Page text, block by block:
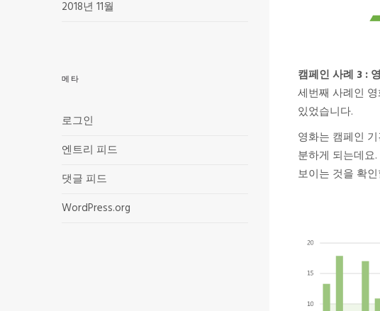
2018년 11월
메타
로그인
엔트리 피드
댓글 피드
WordPress.org
캠페인 사례 3 :
세번째 사례인
있었습니다.
영화는 캠페인
분하게 되는데요
보이는 것을 확